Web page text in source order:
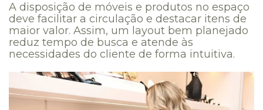
A disposição de móveis e produtos no espaço
deve facilitar a circulação e destacar itens de
maior valor. Assim, um layout bem planejado
reduz tempo de busca e atende às
necessidades do cliente de forma intuitiva.